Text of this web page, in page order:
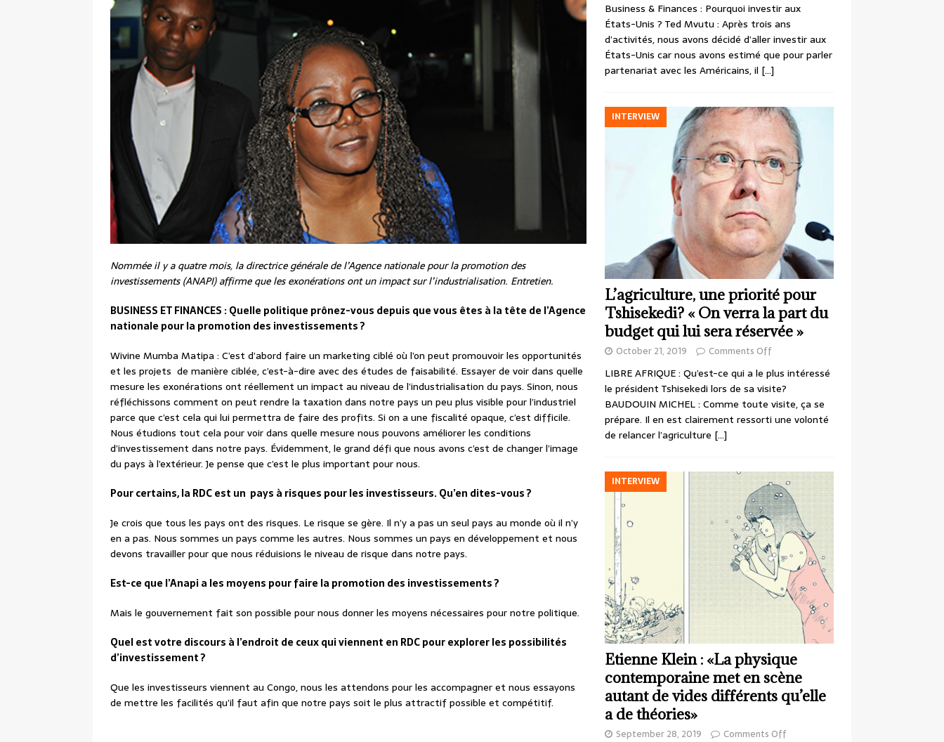
Nommée il y a quatre mois, la directrice générale de l’Agence nationale pour la promotion des
investissements (ANAPI) affirme que les exonérations ont un impact sur l’industrialisation. Entretien.
BUSINESS ET FINANCES : Quelle politique prônez-vous depuis que vous êtes à la tête de l’Agence
nationale pour la promotion des investissements ?
Wivine Mumba Matipa : C’est d’abord faire un marketing ciblé où l’on peut promouvoir les opportunités
et les projets de manière ciblée, c’est-à-dire avec des études de faisabilité. Essayer de voir dans quelle
mesure les exonérations ont réellement un impact au niveau de l’industrialisation du pays. Sinon, nous
réfléchissons comment on peut rendre la taxation dans notre pays un peu plus visible pour l’industriel
parce que c’est cela qui lui permettra de faire des profits. Si on a une fiscalité opaque, c’est difficile.
Nous étudions tout cela pour voir dans quelle mesure nous pouvons améliorer les conditions
d’investissement dans notre pays. Évidemment, le grand défi que nous avons c’est de changer l’image
du pays à l’extérieur. Je pense que c’est le plus important pour nous.
Pour certains, la RDC est un pays à risques pour les investisseurs. Qu’en dites-vous ?
Je crois que tous les pays ont des risques. Le risque se gère. Il n’y a pas un seul pays au monde où il n’y
en a pas. Nous sommes un pays comme les autres. Nous sommes un pays en développement et nous
devons travailler pour que nous réduisions le niveau de risque dans notre pays.
Est-ce que l’Anapi a les moyens pour faire la promotion des investissements ?
Mais le gouvernement fait son possible pour nous donner les moyens nécessaires pour notre politique.
Quel est votre discours à l’endroit de ceux qui viennent en RDC pour explorer les possibilités
d’investissement ?
Que les investisseurs viennent au Congo, nous les attendons pour les accompagner et nous essayons
de mettre les facilités qu’il faut afin que notre pays soit le plus attractif possible et compétitif.
Business & Finances : Pourquoi investir aux
États-Unis ? Ted Mvutu : Après trois ans
d’activités, nous avons décidé d’aller investir aux
États-Unis car nous avons estimé que pour parler
partenariat avec les Américains, il […]
INTERVIEW
L’agriculture, une priorité pour
Tshisekedi? « On verra la part du
budget qui lui sera réservée »
October 21, 2019 Comments Off
LIBRE AFRIQUE : Qu’est-ce qui a le plus intéressé
le président Tshisekedi lors de sa visite?
BAUDOUIN MICHEL : Comme toute visite, ça se
prépare. Il en est clairement ressorti une volonté
de relancer l’agriculture […]
INTERVIEW
Etienne Klein : «La physique
contemporaine met en scène
autant de vides différents qu’elle
a de théories»
September 28, 2019 Comments Off